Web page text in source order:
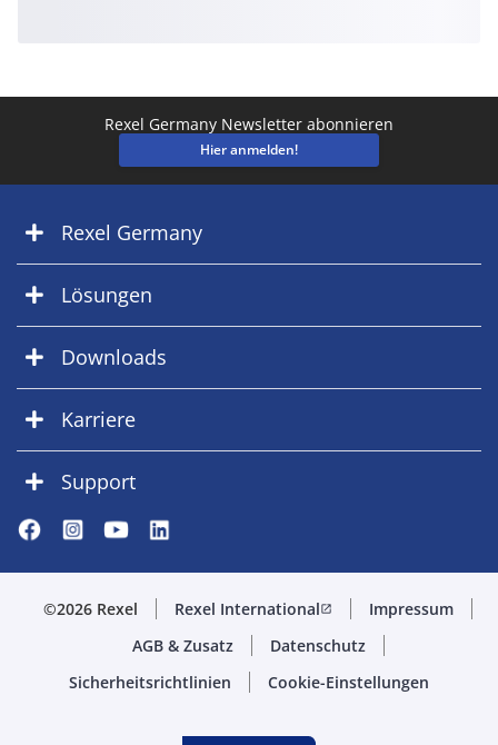
Rexel Germany Newsletter abonnieren
Hier anmelden!
Rexel Germany
Lösungen
Downloads
Karriere
Support
©2026 Rexel Rexel Internationalopen_in_new
Impressum
AGB & Zusatz
Datenschutz
Sicherheitsrichtlinien
Cookie-Einstellungen